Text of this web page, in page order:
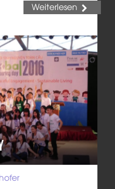
Weiterlesen